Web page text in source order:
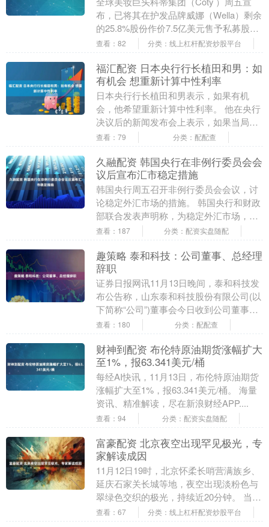
布，已将其在护发品牌威娜（Wella）剩余
的25.8%股份作价7.5亿美元售予私募股权
巨头KKR集团。 科蒂表示，其将有....
查看：82 分类：线上杠杆配资炒股平台
福汇配资 日本央行行长植田和男：如
有机会 想重新计算中性利率
日本央行行长植田和男表示，如果有机
会，他希望重新计算中性利率。 他在央行
决议后的新闻发布会上表示，如果当局能
把中性利率所在水平看得更加清楚，他们
查看：79 分类：配配查
久融配资 韩国央行在非例行委员会会
议后宣布汇市稳定措施
韩国央行周五召开非例行委员会会议，讨
论稳定外汇市场的措施。 韩国央行和财政
部联合发表声明称，为稳定外汇市场，韩
国将免除银行外汇稳定税6个月。 韩国央
查看：187 分类：配资实盘随配
趣策略 泰和科技：公司董事、总经理
辞职
证券日报网讯11月13日晚间，泰和科技发
布公告称，山东泰和科技股份有限公司(以
下简称“公司”)董事会今日收到公司董事、
总经理姚娅女士提交的书面辞职报告，姚
查看：180 分类：配配查
财神到配资 布伦特原油期货涨幅扩大
至1%，报63.341美元/桶
每经AI快讯，11月13日，布伦特原油期货
涨幅扩大至1%，报63.341美元/桶。 海量
资讯、精准解读，尽在新浪财经APP....
查看：94 分类：配资实盘随配
富豪配资 北京夜空出现罕见极光，专
家解读成因
11月12日19时，北京怀柔长哨营满族乡、
延庆石家关长城等地，夜空出现淡粉色与
翠绿色交织的极光，持续近20分钟。 当天
晚上，夜空被一抹淡粉色和浅绿色的极光
查看：67 分类：线上杠杆配资炒股平台